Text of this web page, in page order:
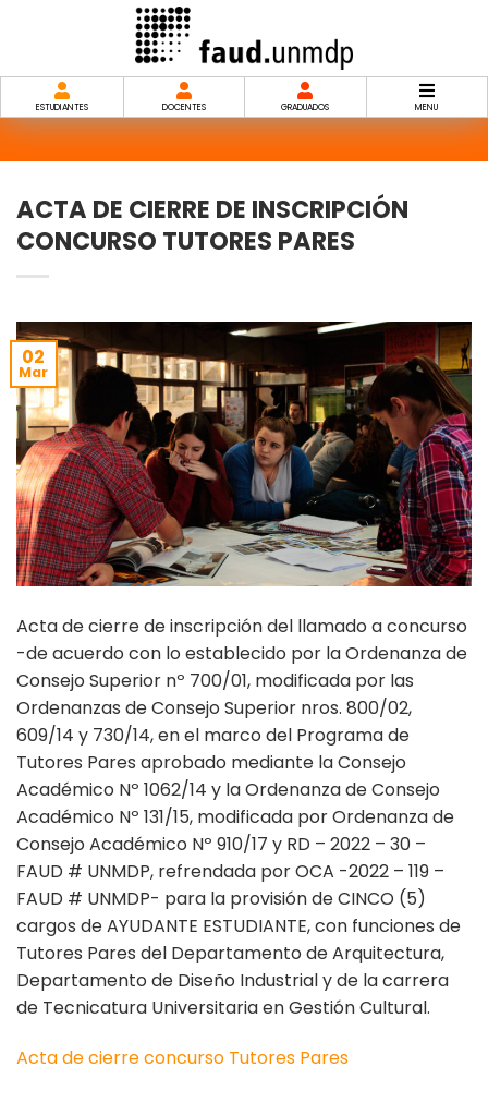
ESTUDIANTES DOCENTES GRADUADOS MENU
ACTA DE CIERRE DE INSCRIPCIÓN
CONCURSO TUTORES PARES
02
Mar
Acta de cierre de inscripción del llamado a concurso
-de acuerdo con lo establecido por la Ordenanza de
Consejo Superior nº 700/01, modificada por las
Ordenanzas de Consejo Superior nros. 800/02,
609/14 y 730/14, en el marco del Programa de
Tutores Pares aprobado mediante la Consejo
Académico Nº 1062/14 y la Ordenanza de Consejo
Académico Nº 131/15, modificada por Ordenanza de
Consejo Académico Nº 910/17 y RD – 2022 – 30 –
FAUD # UNMDP, refrendada por OCA -2022 – 119 –
FAUD # UNMDP- para la provisión de CINCO (5)
cargos de AYUDANTE ESTUDIANTE, con funciones de
Tutores Pares del Departamento de Arquitectura,
Departamento de Diseño Industrial y de la carrera
de Tecnicatura Universitaria en Gestión Cultural.
Acta de cierre concurso Tutores Pares